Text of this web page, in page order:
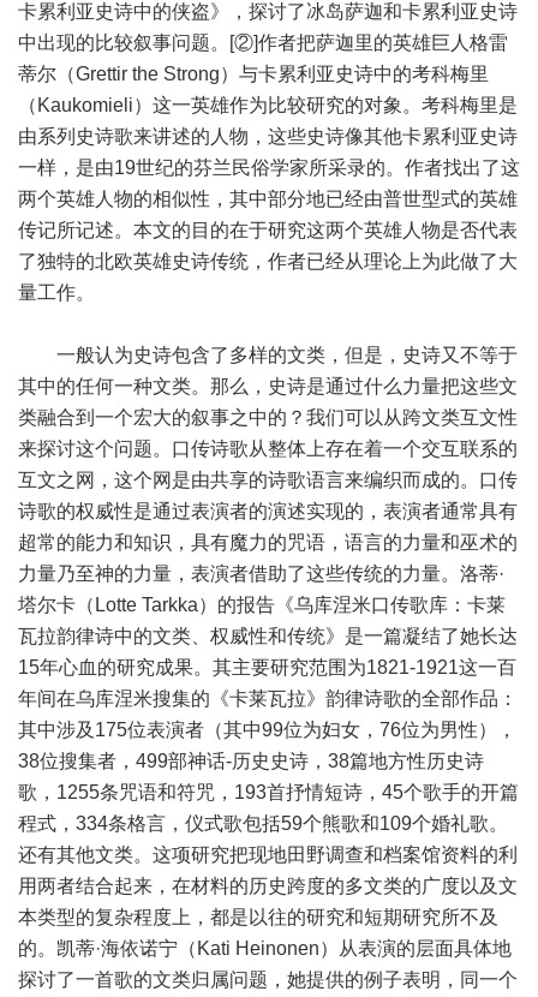
卡累利亚史诗中的侠盗》，探讨了冰岛萨迦和卡累利亚史诗
中出现的比较叙事问题。[②]作者把萨迦里的英雄巨人格雷
蒂尔（Grettir the Strong）与卡累利亚史诗中的考科梅里
（Kaukomieli）这一英雄作为比较研究的对象。考科梅里是
由系列史诗歌来讲述的人物，这些史诗像其他卡累利亚史诗
一样，是由19世纪的芬兰民俗学家所采录的。作者找出了这
两个英雄人物的相似性，其中部分地已经由普世型式的英雄
传记所记述。本文的目的在于研究这两个英雄人物是否代表
了独特的北欧英雄史诗传统，作者已经从理论上为此做了大
量工作。
一般认为史诗包含了多样的文类，但是，史诗又不等于
其中的任何一种文类。那么，史诗是通过什么力量把这些文
类融合到一个宏大的叙事之中的？我们可以从跨文类互文性
来探讨这个问题。口传诗歌从整体上存在着一个交互联系的
互文之网，这个网是由共享的诗歌语言来编织而成的。口传
诗歌的权威性是通过表演者的演述实现的，表演者通常具有
超常的能力和知识，具有魔力的咒语，语言的力量和巫术的
力量乃至神的力量，表演者借助了这些传统的力量。洛蒂·
塔尔卡（Lotte Tarkka）的报告《乌库涅米口传歌库：卡莱
瓦拉韵律诗中的文类、权威性和传统》是一篇凝结了她长达
15年心血的研究成果。其主要研究范围为1821-1921这一百
年间在乌库涅米搜集的《卡莱瓦拉》韵律诗歌的全部作品：
其中涉及175位表演者（其中99位为妇女，76位为男性），
38位搜集者，499部神话-历史史诗，38篇地方性历史诗
歌，1255条咒语和符咒，193首抒情短诗，45个歌手的开篇
程式，334条格言，仪式歌包括59个熊歌和109个婚礼歌。
还有其他文类。这项研究把现地田野调查和档案馆资料的利
用两者结合起来，在材料的历史跨度的多文类的广度以及文
本类型的复杂程度上，都是以往的研究和短期研究所不及
的。凯蒂·海依诺宁（Kati Heinonen）从表演的层面具体地
探讨了一首歌的文类归属问题，她提供的例子表明，同一个